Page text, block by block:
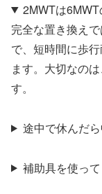
2MWTは
完全な置き換え
で、短時間に歩
ます。大切なの
す。
途中で休んだ
補助具を使っ